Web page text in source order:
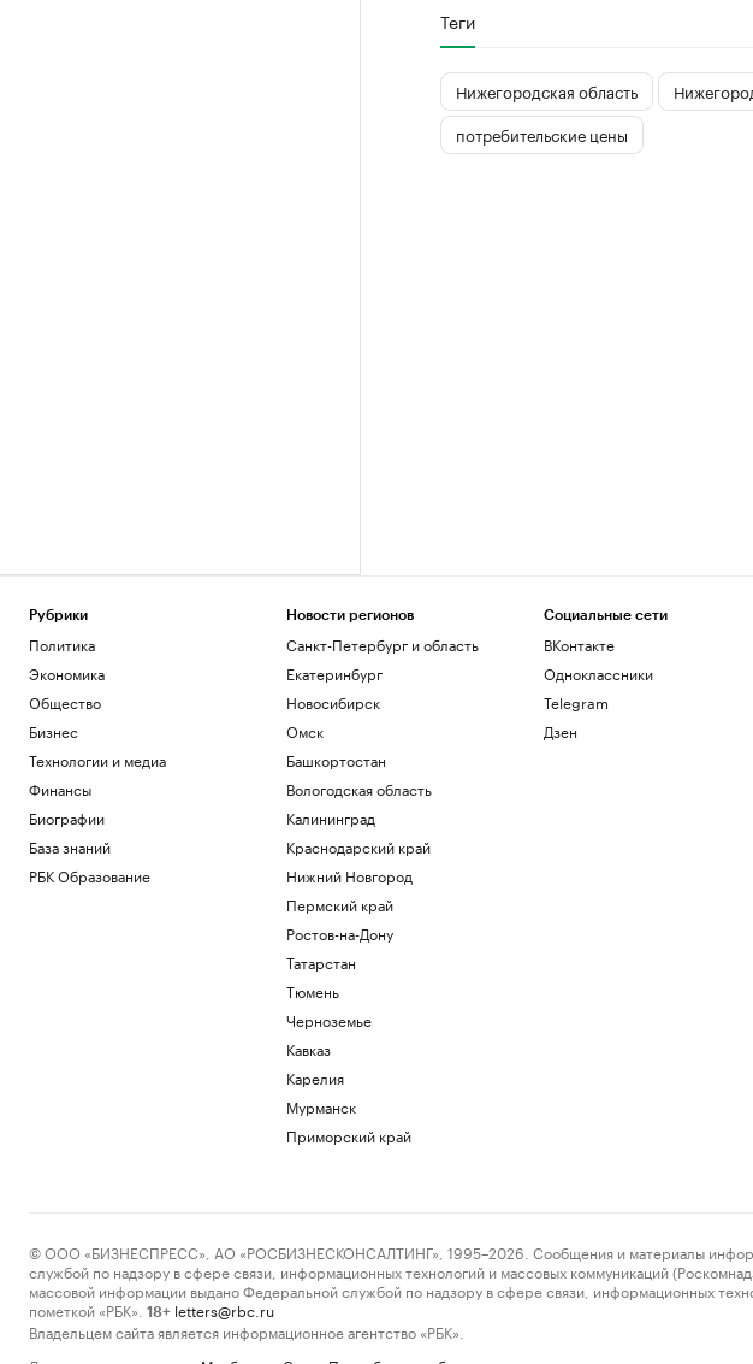
Теги
Нижегородская область
потребительские цены
Рубрики
Политика
Экономика
Общество
Бизнес
Технологии и медиа
Финансы
Биографии
База знаний
РБК Образование
Новости регионов
Санкт-Петербург и область
Екатеринбург
Новосибирск
Омск
Башкортостан
Вологодская область
Калининград
Краснодарский край
Нижний Новгород
Пермский край
Ростов-на-Дону
Татарстан
Тюмень
Черноземье
Кавказ
Карелия
Мурманск
Приморский край
Социальные сети
ВКонтакте
Одноклассники
Telegram
Дзен
© ООО «БИЗНЕСПРЕСС», АО «РОСБИЗНЕСКОНСАЛТИНГ», 1995–2026. Сообщения и материалы
службой по надзору в сфере связи, информационных технологий и массовых коммуникаций
массовой информации выдано Федеральной службой по надзору в сфере связи, информационных
пометкой «РБК».
18+ letters@rbc.ru
Владельцем сайта является информационное агентство «РБК».